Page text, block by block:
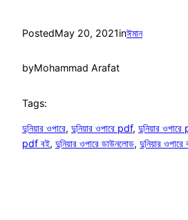
PostedMay 20, 2021inঈমান
byMohammad Arafat
Tags:
দুনিয়ার ওপারে, দুনিয়ার ওপারে pdf, দুনিয়ার
pdf বই, দুনিয়ার ওপারে ডাউনলোড, দুনিয়ার